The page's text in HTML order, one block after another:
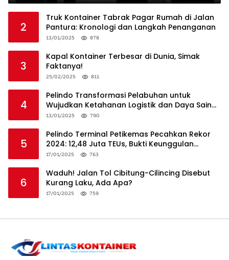
2
Truk Kontainer Tabrak Pagar Rumah di Jalan
Pantura: Kronologi dan Langkah Penanganan
13/01/2025 878
3
Kapal Kontainer Terbesar di Dunia, Simak
Faktanya!
25/02/2025 811
4
Pelindo Transformasi Pelabuhan untuk
Wujudkan Ketahanan Logistik dan Daya Saing
Global
13/01/2025 790
5
Pelindo Terminal Petikemas Pecahkan Rekor
2024: 12,48 Juta TEUs, Bukti Keunggulan
Logistik Nasional
17/01/2025 763
6
Waduh! Jalan Tol Cibitung-Cilincing Disebut
Kurang Laku, Ada Apa?
17/01/2025 759